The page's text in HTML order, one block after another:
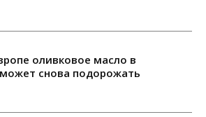
оливковое масло в
снова подорожать